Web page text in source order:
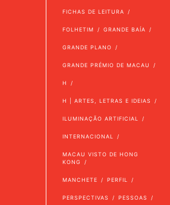
FICHAS DE LEITURA
FOLHETIM GRANDE BAÍA
GRANDE PLANO
GRANDE PRÉMIO DE MACAU
H
H | ARTES, LETRAS E IDEIAS
ILUMINAÇÃO ARTIFICIAL
INTERNACIONAL
MACAU VISTO DE HONG
KONG
MANCHETE PERFIL
PERSPECTIVAS PESSOAS